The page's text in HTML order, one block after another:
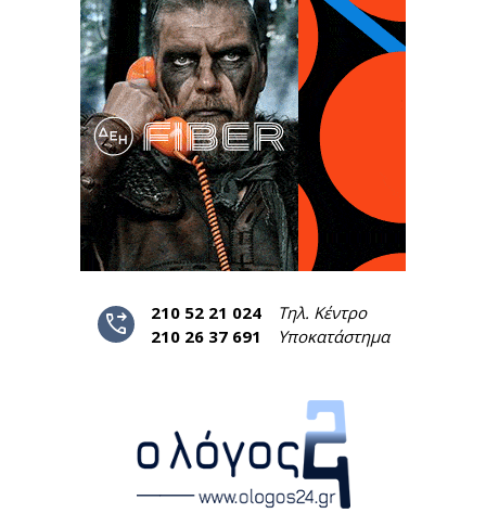
phone_forwarded 210 52 21 024
Τηλ. Κέντρο
210 26 37 691
Υποκατάστημα